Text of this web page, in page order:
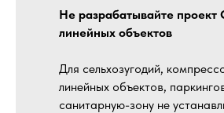
Не разрабатывайте проект
линейных объектов
Для сельхозугодий,
линейных объектов,
санитарную-зону не